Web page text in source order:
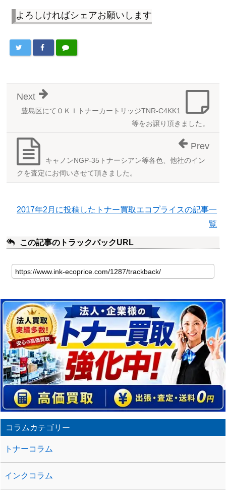
よろしければシェアお願いします
豊島区にてＯＫＩトナーカートリッジTNR-C4KK1
等をお譲り頂きました。
Next
キャノンNGP-35トナーシアン等各色、他社のイン
クを査定にお伺いさせて頂きました。
Prev
2017年2月に投稿したトナー買取エコプライスの記事一
覧
この記事のトラックバックURL
の
事
の
ト
ラ
ッ
ク
バ
ッ
ク
URL
コラムカテゴリー
トナーコラム
インクコラム